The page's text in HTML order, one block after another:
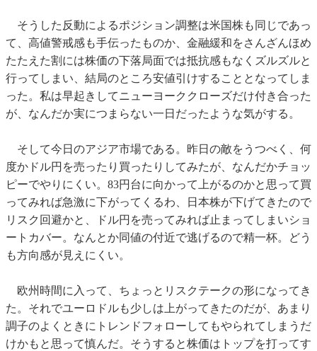
そうした反動によるポジション調整は米国株も同じであっ
て、高値警戒感も手伝ったものか、金融緩和をさんざんほめ
たたえた割には株価の下落局面では抵抗感もなくズルズルと
行ってしまい、結局のところ安値引けすることとなってしま
った。私は早起きしてニューヨーククローズだけ付き合った
が、なんだか実につまらない一日だったような気がする。
そして今日のアジア市場である。昨日の敵をうつべく、何
度かドル円を売ったり買ったりしてみたが、なんだかチョッ
ピーでやりにくい。83円台に向かって上がるのかと思って買
ってみれば急激に下がってくるわ、日本株が下げてきたので
リスク回避かと、ドル円を売ってみれば止まってしまいショ
ートカバー。なんとか同値の付近で逃げるので精一杯。どう
も方向感が見えにくい。
欧州時間に入って、ちょっとリスクテークの形になってき
た。それでユーロドルも少しは上がってきたのだが、あまり
調子のよくときにトレンドフォローしてもやられてしまうだ
けかもと思って慎んだ。そうすると株価はトップを打ってす